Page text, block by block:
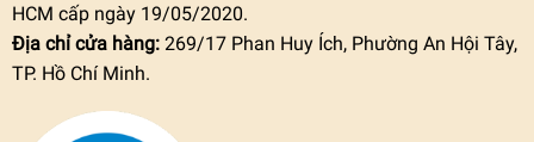
HCM cấp ngày 19/05/2020.
Địa chỉ cửa hàng: 269/17 Phan Huy Ích, Phường An Hội Tây,
TP. Hồ Chí Minh.